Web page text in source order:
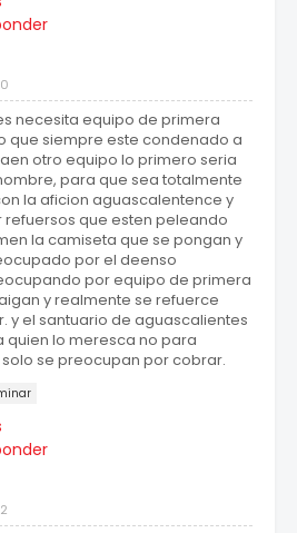
necesita equipo de primera
que siempre este condenado a
otro equipo lo primero seria
para que sea totalmente
la aficion aguascalentence y
que esten peleando
la camiseta que se pongan y
por el deenso
por equipo de primera
y realmente se refuerce
y el santuario de aguascalientes
quien lo meresca no para
se preocupan por cobrar.